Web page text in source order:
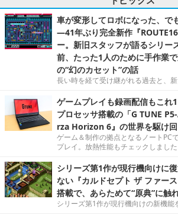
車が変形してロボになった、で
―41年ぶり完全新作『
ー。新旧スタッフが語るシリー
前、たった1人のために手作業
の“幻のカセット”の話
長い時を経て受け継がれる過去と、新
ゲームプレイも録画配信もこ
プロセッサ搭載の「G TUNE
rza Horizon 6』の世界を駆け
ゲーム＆制作の拠点となるノートPC
プレイ。放熱性能もチェックしました
シリーズ第1作が現行機向けに
ない『カルドセプト ザ ファー
搭載で、あらためて“原典”に触
シリーズ第1作が現行機向けの新機能